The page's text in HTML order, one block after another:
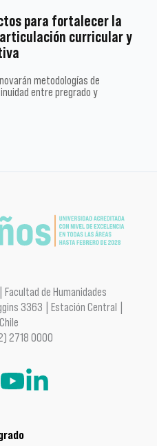
para fortalecer la
curricular y
metodologías de
entre pregrado y
de Humanidades
3363 | Estación Central |
2718 0000